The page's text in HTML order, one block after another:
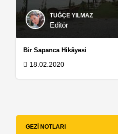
TUĞÇE YILMAZ
Editör
Bir Sapanca Hikâyesi
18.02.2020
GEZI NOTLARI